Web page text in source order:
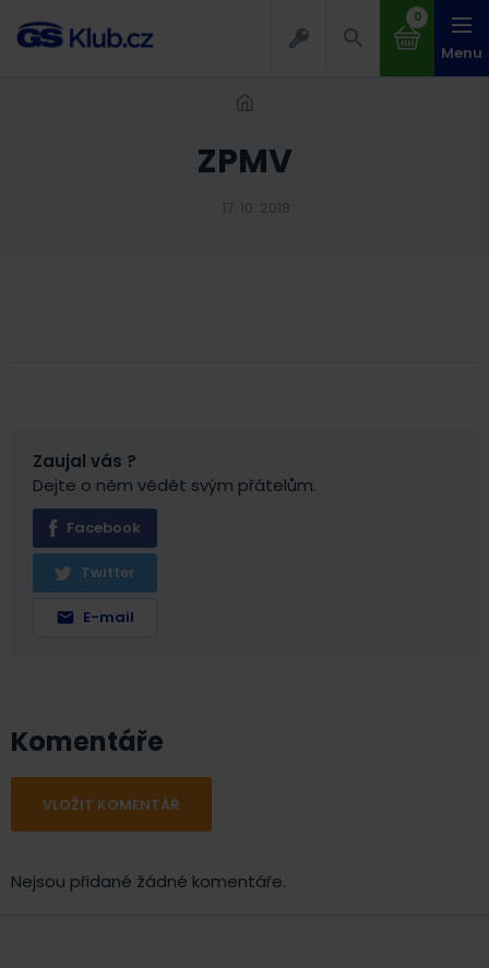
0
Menu
ZPMV
17. 10. 2018
Zaujal vás ?
Dejte o něm vědět svým přátelům.
Facebook
Twitter
E-mail
Komentáře
VLOŽIT KOMENTÁŘ
Nejsou přidané žádné komentáře.